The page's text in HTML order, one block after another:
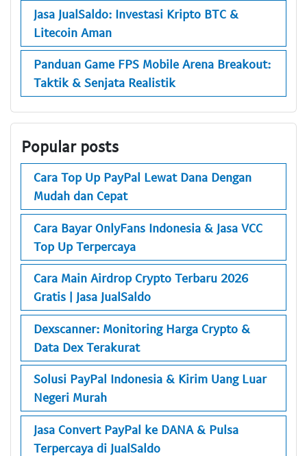
Jasa JualSaldo: Investasi Kripto BTC &
Litecoin Aman
Panduan Game FPS Mobile Arena Breakout:
Taktik & Senjata Realistik
Popular posts
Cara Top Up PayPal Lewat Dana Dengan
Mudah dan Cepat
Cara Bayar OnlyFans Indonesia & Jasa VCC
Top Up Terpercaya
Cara Main Airdrop Crypto Terbaru 2026
Gratis | Jasa JualSaldo
Dexscanner: Monitoring Harga Crypto &
Data Dex Terakurat
Solusi PayPal Indonesia & Kirim Uang Luar
Negeri Murah
Jasa Convert PayPal ke DANA & Pulsa
Terpercaya di JualSaldo